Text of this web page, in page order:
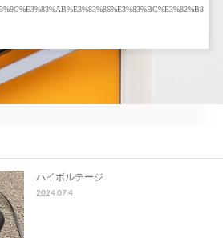
ハイボルテージ
2024.07.4